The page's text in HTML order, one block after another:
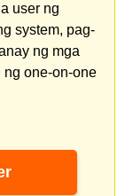
user ng
system, pag-
ng mga
ng one-on-one